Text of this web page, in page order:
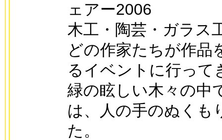
ェアー2006
木工・陶芸・ガラス
どの作家たちが作品
るイベントに行って
緑の眩しい木々の中
は、人の手のぬくも
た。